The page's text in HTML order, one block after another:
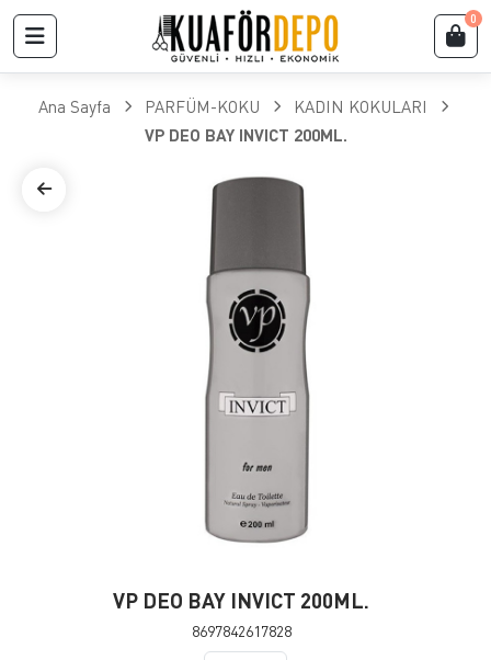
0
Ana Sayfa PARFÜM-KOKU
KADIN KOKULARI
VP DEO BAY INVICT 200ML.
VP DEO BAY INVICT 200ML.
8697842617828